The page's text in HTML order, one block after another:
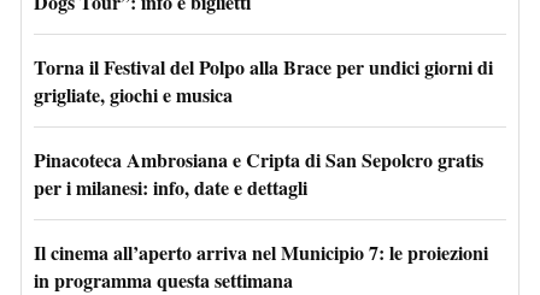
Torna il Festival del Polpo alla Brace per undici giorni di
grigliate, giochi e musica
Pinacoteca Ambrosiana e Cripta di San Sepolcro gratis
per i milanesi: info, date e dettagli
Il cinema all’aperto arriva nel Municipio 7: le proiezioni
in programma questa settimana